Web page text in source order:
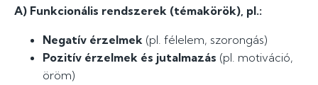
A) Funkcionális rendszerek (témakörök), pl.:
Negatív érzelmek (pl. félelem, szorongás)
Pozitív érzelmek és jutalmazás (pl. motiváció,
öröm)